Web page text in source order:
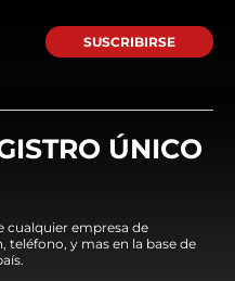
SUSCRIBIRSE
ÚNICO
cualquier empresa de
teléfono, y mas en la base de